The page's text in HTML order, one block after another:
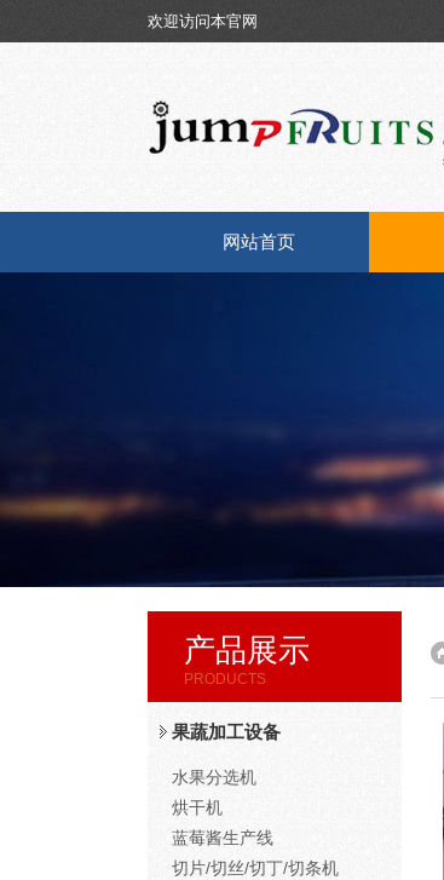
欢迎访问本官网
网站首页
产品展示
PRODUCTS
果蔬加工设备
水果分选机
烘干机
蓝莓酱生产线
切片/切丝/切丁/切条机